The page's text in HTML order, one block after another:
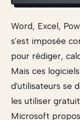
Word, Excel,
s'est imposée
pour rédiger,
Mais ces
d'utilisateurs se
les utiliser
Microsoft